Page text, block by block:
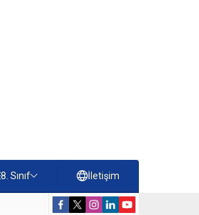
8. Sınıf İletişim